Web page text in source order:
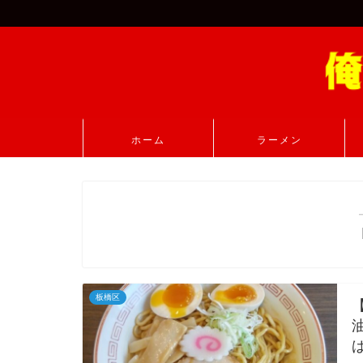
ホーム ラーメン
板橋区